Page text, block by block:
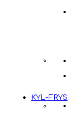
KYL-FRYS